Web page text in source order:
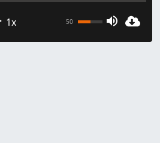
1x 50